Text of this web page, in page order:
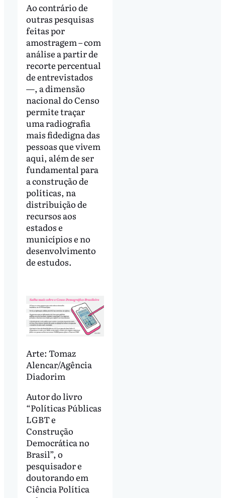
Ao contrário de
outras pesquisas
feitas por
amostragem – com
análise a partir de
recorte percentual
de entrevistados
—, a dimensão
nacional do Censo
permite traçar
uma radiografia
mais fidedigna das
pessoas que vivem
aqui, além de ser
fundamental para
a construção de
políticas, na
distribuição de
recursos aos
estados e
municípios e no
desenvolvimento
de estudos.
Arte: Tomaz
Alencar/Agência
Diadorim
Autor do livro
“Políticas Públicas
LGBT e
Construção
Democrática no
Brasil”, o
pesquisador e
doutorando em
Ciência Política